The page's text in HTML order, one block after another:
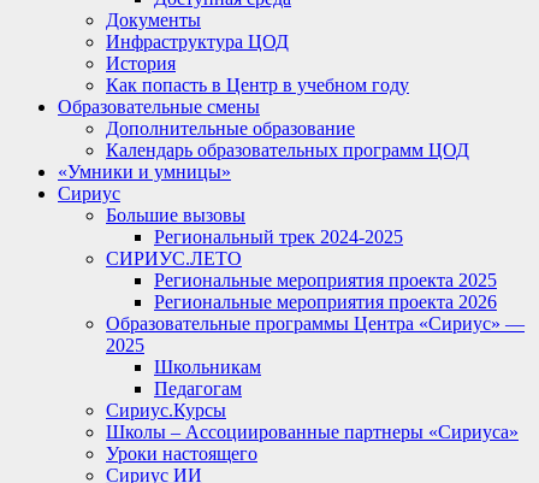
Документы
Инфраструктура ЦОД
История
Как попасть в Центр в учебном году
Образовательные смены
Дополнительные образование
Календарь образовательных программ ЦОД
«Умники и умницы»
Сириус
Большие вызовы
Региональный трек 2024-2025
СИРИУС.ЛЕТО
Региональные мероприятия проекта 2025
Региональные мероприятия проекта 2026
Образовательные программы Центра «Сириус» —
2025
Школьникам
Педагогам
Сириус.Курсы
Школы – Ассоциированные партнеры «Сириуса»
Уроки настоящего
Сириус ИИ